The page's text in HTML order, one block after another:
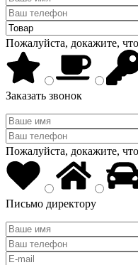
Пожалуйста, докажите,
Заказать звонок
Пожалуйста, докажите,
Письмо директору